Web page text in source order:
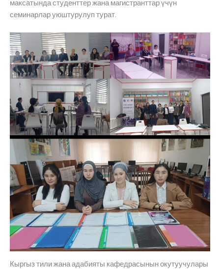
максатында студенттер жана магистранттар үчүн
семинарлар уюштурулуп турат.
Кыргыз тили жана адабияты кафедрасынын окутуучулары